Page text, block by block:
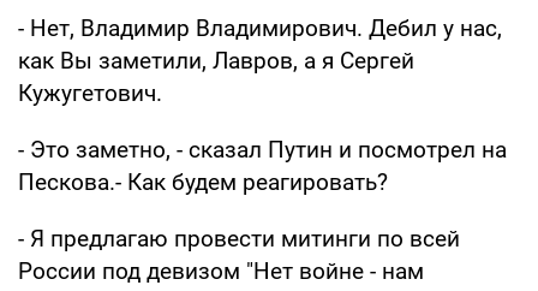
- Нет, Владимир Владимирович. Дебил у нас,
как Вы заметили, Лавров, а я Сергей
Кужугетович.
- Это заметно, - сказал Путин и посмотрел на
Пескова.- Как будем реагировать?
- Я предлагаю провести митинги по всей
России под девизом "Нет войне - нам